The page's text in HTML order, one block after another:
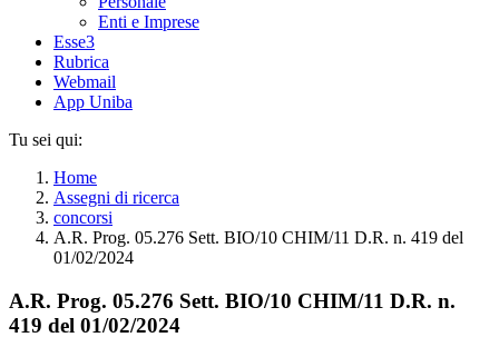
Enti e Imprese
Esse3
Rubrica
Webmail
App Uniba
Tu sei qui:
Home
Assegni di ricerca
concorsi
A.R. Prog. 05.276 Sett. BIO/10 CHIM/11 D.R. n. 419 del
01/02/2024
A.R. Prog. 05.276 Sett. BIO/10 CHIM/11 D.R. n.
419 del 01/02/2024